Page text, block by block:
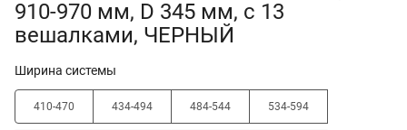
910-970 мм, D 345 мм, с 13
вешалками, ЧЕРНЫЙ
Ширина системы
410-470 434-494 484-544 534-594